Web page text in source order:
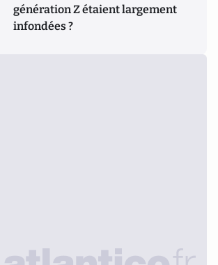
génération Z étaient largement
infondées ?